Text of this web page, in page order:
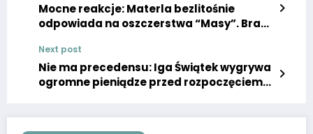
Mocne reakcje: Materla bezlitośnie
odpowiada na oszczerstwa “Masy”. Brak
Next post
Nie ma precedensu: Iga Świątek wygrywa
ogromne pieniądze przed rozpoczęciem